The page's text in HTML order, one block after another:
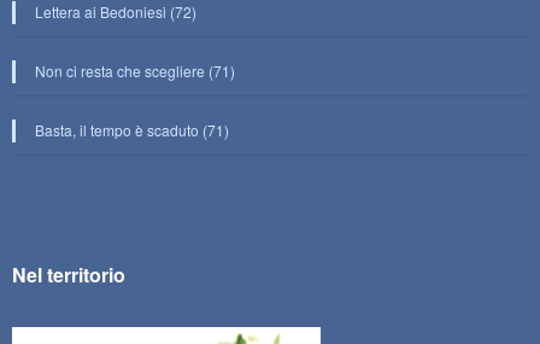
Lettera ai Bedoniesi (72)
Non ci resta che scegliere (71)
Basta, il tempo è scaduto (71)
Nel territorio